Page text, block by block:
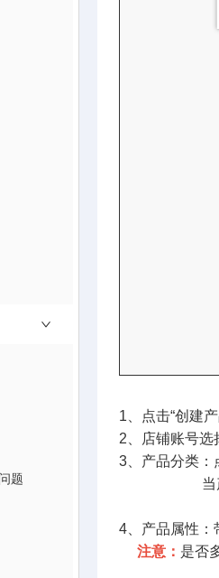
题
1、点击“创建
2、店铺账号选
3、产品分类
当产品发布
4、产品属性：
注意： 是否